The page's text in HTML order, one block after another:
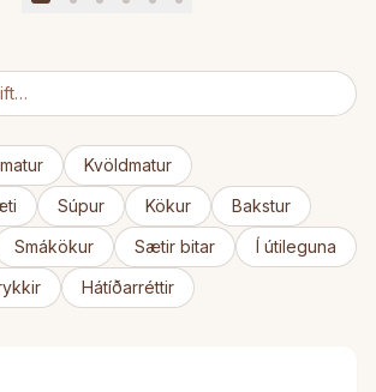
Kvöldmatur
Súpur Kökur
Bakstur
Smákökur Sætir bitar
Í útileguna
Hátíðarréttir